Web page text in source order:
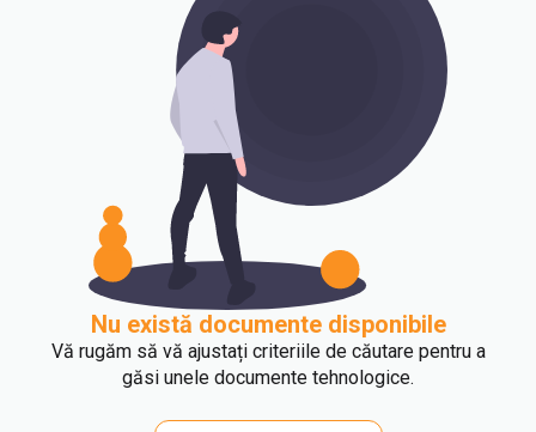
Nu există documente disponibile
Vă rugăm să vă ajustați criteriile de căutare pentru a
găsi unele documente tehnologice.